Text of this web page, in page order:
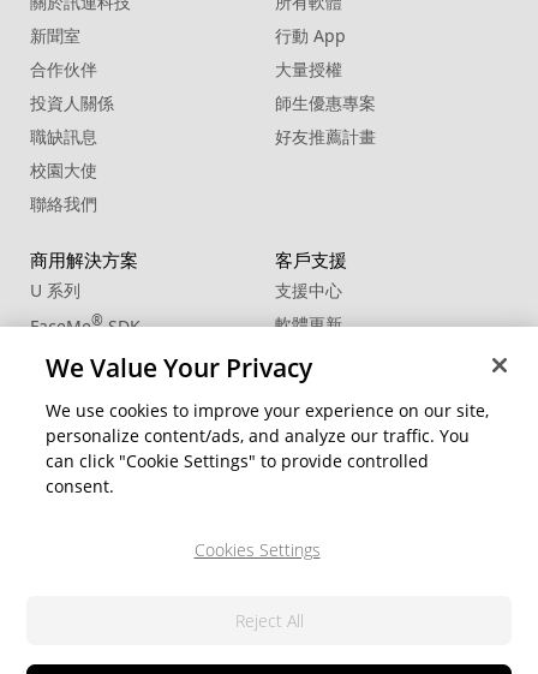
新聞室
合作伙伴
投資人關係
職缺訊息
校園大使
聯絡我們
行動 App
大量授權
師生優惠專案
好友推薦計畫
商用解決方案
U 系列
FaceMe®SDK
客戶支援
支援中心
軟體更新
CCP國際專業認證
社群資源 變更地區
We Value Your Privacy
We use cookies to improve your experience on our site,
personalize content/ads, and analyze our traffic. You
can click "Cookie Settings" to provide controlled
consent.
Cookies Settings
Reject All